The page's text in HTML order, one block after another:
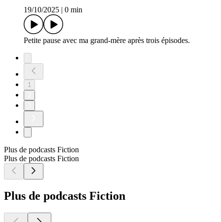
19/10/2025
0 min
Petite pause avec ma grand-mère après trois épisodes.
1
Plus de podcasts Fiction
Plus de podcasts Fiction
Plus de podcasts Fiction